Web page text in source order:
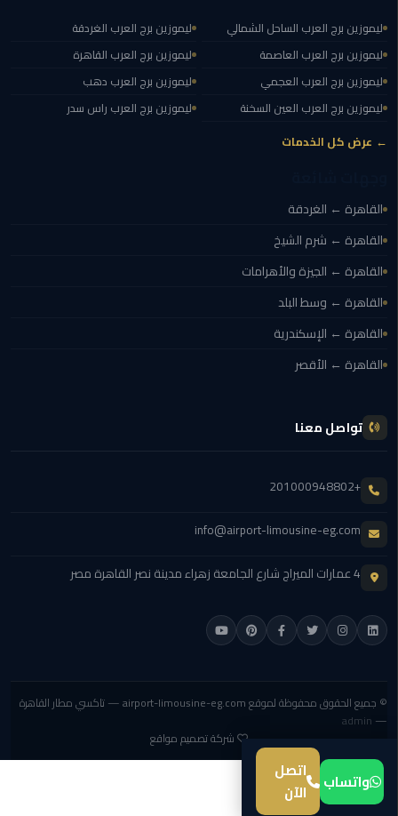
الغردقة
ليموزين
شرم
الشيخ
ليموزين
ليموزين
ليموزين
الساحل
الشمالي
اهلا
مطار
ليموزين
ليموزين
توصيل
مطار
اسعار
من
مطار
واتساب
اتصل
الآن
ليموزين برج العرب الساحل الشمالي
ليموزين برج العرب العاصمة
ليموزين برج العرب العجمي
ليموزين برج العرب العين السخنة
ليموزين برج العرب الغردقة
ليموزين برج العرب القاهرة
ليموزين برج العرب دهب
ليموزين برج العرب راس سدر
← عرض كل الخدمات
القاهرة ← الغردقة
القاهرة ← شرم الشيخ
القاهرة ← الجيزة والأهرامات
القاهرة ← وسط البلد
القاهرة ← الإسكندرية
القاهرة ← الأقصر
تواصل معنا
+201000948802
info@airport-limousine-eg.com
4 عمارات الميراج شارع الجامعة زهراء مدينة نصر القاهرة مصر
© جميع الحقوق محفوظة لموقعairport-limousine-eg.com— تاكسي مطار القاهرة
—
admin
شركة تصميم مواقع